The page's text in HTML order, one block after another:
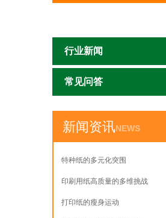
行业新闻
常见问答
新闻资讯NEWS
特种纸的多元化突围
印刷用纸高质量的多维挑战
打印纸的瘦身运动